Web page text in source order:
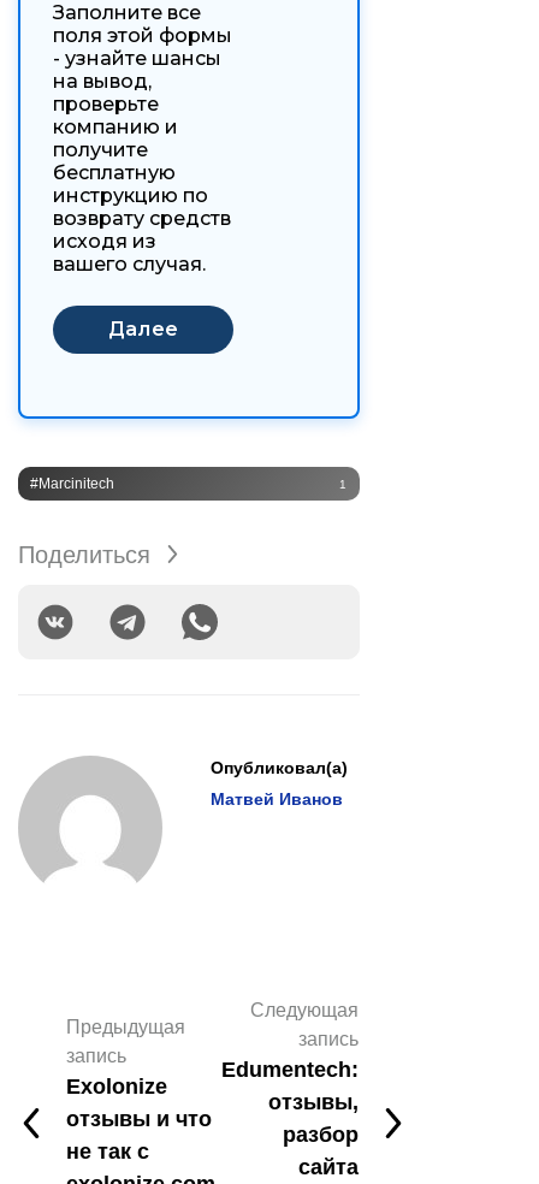
Заполните все
поля этой формы
- узнайте шансы
на вывод,
проверьте
компанию и
получите
бесплатную
инструкцию по
возврату средств
исходя из
вашего случая.
#Marcinitech 1
Поделиться
Опубликовал(а)
Матвей Иванов
Предыдущая
запись
Exolonize
отзывы и что
не так с
Следующая
запись
Edumentech:
отзывы,
разбор
сайта